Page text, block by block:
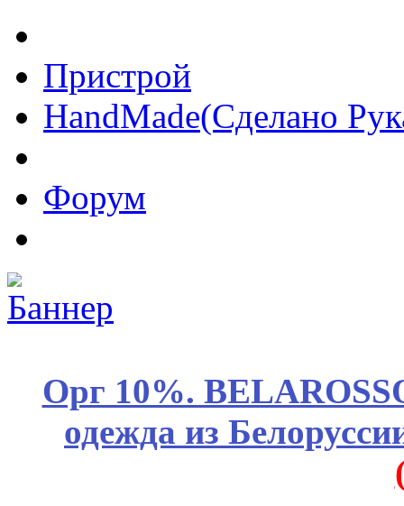
Пристрой
HandMade(Сделано
Форум
Орг 10%.
одежда из